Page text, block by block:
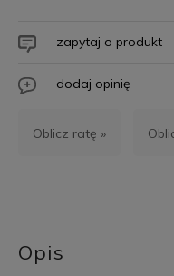
zapytaj o produkt
dodaj opinię
Oblicz ratę »
Opis